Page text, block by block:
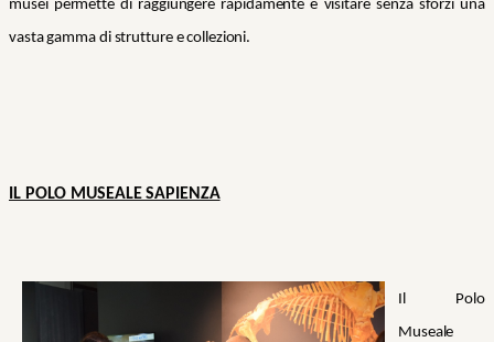
musei permette di raggiungere rapidamente e visitare senza sforzi una
vasta gamma di strutture e collezioni.
IL POLO MUSEALE SAPIENZA
Il Polo
Museale